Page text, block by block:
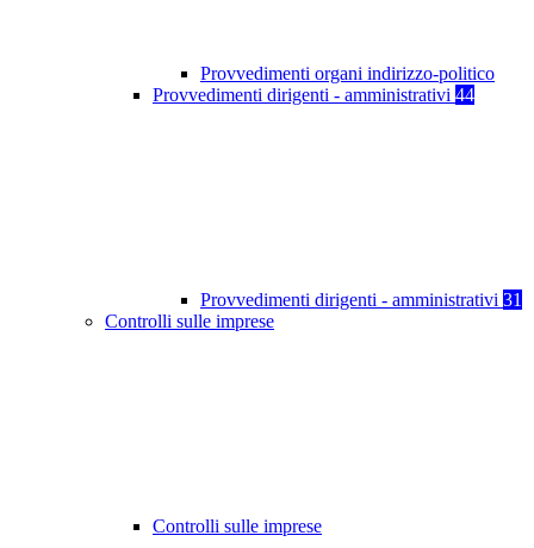
Provvedimenti organi indirizzo-politico
Provvedimenti dirigenti - amministrativi 44
Provvedimenti dirigenti - amministrativi 31
Controlli sulle imprese
Controlli sulle imprese